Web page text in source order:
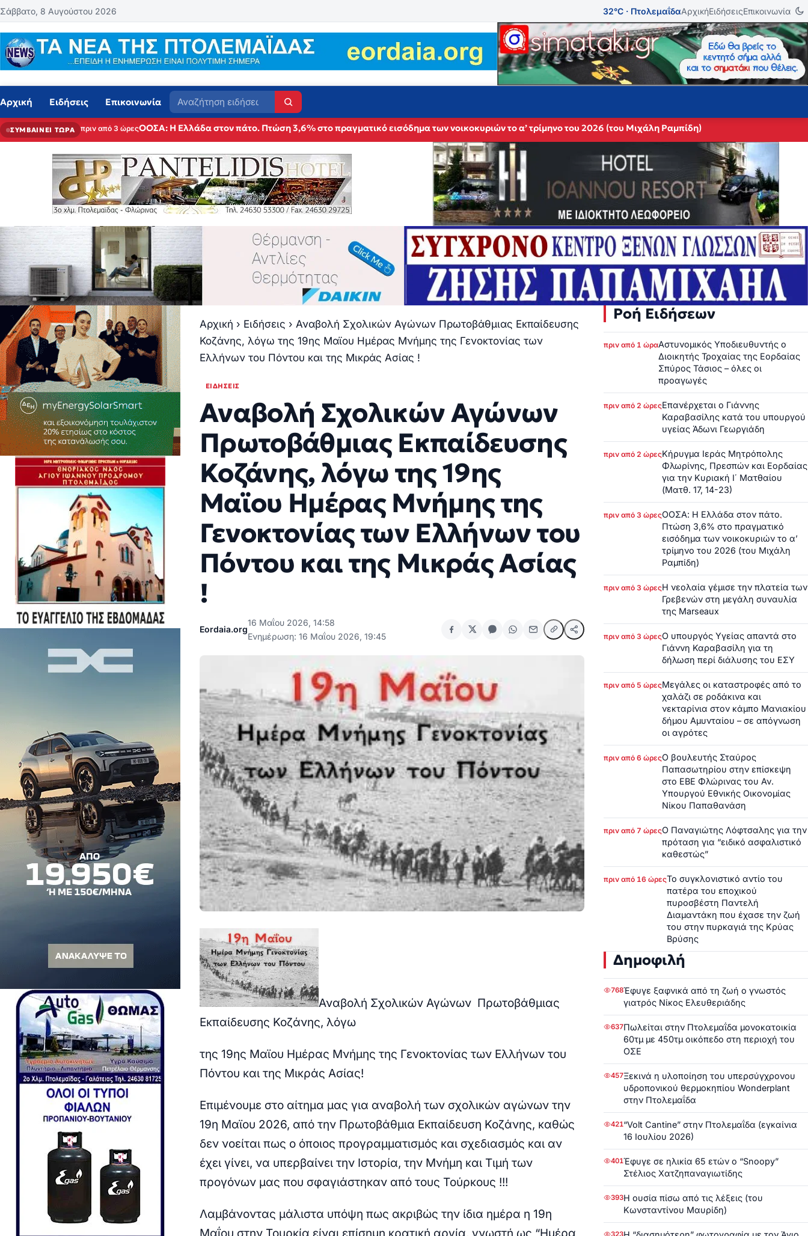
Μετάβαση στο περιεχόμενο
Σάββατο, 8 Αυγούστου 2026 32°C · ΠτολεμαΐδαΑρχικήΕιδήσειςΕπικοινωνία
Αρχική Ειδήσεις Επικοινωνία Αναζήτηση
ΣΥΜΒΑΙΝΕΙ ΤΩΡΑ πριν από 3 ώρεςΟΟΣΑ: Η Ελλάδα στον πάτο. Πτώση 3,6% στο πραγματικό εισόδημα των νοικοκυριών το α’ τρίμηνο του 2026 (του Μιχάλη Ραμπίδη)
Αρχική › Ειδήσεις › Αναβολή Σχολικών Αγώνων Πρωτοβάθμιας Εκπαίδευσης
Κοζάνης, λόγω της 19ης Μαϊου Ημέρας Μνήμης της Γενοκτονίας των
Ελλήνων του Πόντου και της Μικράς Ασίας !
ΕΙΔΉΣΕΙΣ
Αναβολή Σχολικών Αγώνων
Πρωτοβάθμιας Εκπαίδευσης
Κοζάνης, λόγω της 19ης
Μαϊου Ημέρας Μνήμης της
Γενοκτονίας των Ελλήνων του
Πόντου και της Μικράς Ασίας
!
Eordaia.org
16 Μαΐου 2026, 14:58
Ενημέρωση: 16 Μαΐου 2026, 19:45
Αναβολή Σχολικών Αγώνων Πρωτοβάθμιας
Εκπαίδευσης Κοζάνης, λόγω
της 19ης Μαϊου Ημέρας Μνήμης της Γενοκτονίας των Ελλήνων του
Πόντου και της Μικράς Ασίας!
Επιμένουμε στο αίτημα μας για αναβολή των σχολικών αγώνων την
19η Μαϊου 2026, από την Πρωτοβάθμια Εκπαίδευση Κοζάνης, καθώς
δεν νοείται πως ο όποιος προγραμματισμός και σχεδιασμός και αν
έχει γίνει, να υπερβαίνει την Ιστορία, την Μνήμη και Τιμή των
προγόνων μας που σφαγιάστηκαν από τους Τούρκους !!!
Λαμβάνοντας μάλιστα υπόψη πως ακριβώς την ίδια ημέρα η 19η
Ροή Ειδήσεων
πριν από 1 ώραΑστυνομικός Υποδιευθυντής ο
Διοικητής Τροχαίας της Εορδαίας
Σπύρος Τάσιος – όλες οι
προαγωγές
πριν από 2 ώρεςΕπανέρχεται ο Γιάννης
Καραβασίλης κατά του υπουργού
υγείας Άδωνι Γεωργιάδη
πριν από 2 ώρεςΚήρυγμα Ιεράς Μητρόπολης
Φλωρίνης, Πρεσπών και Εορδαίας
για την Κυριακή Ι΄ Ματθαίου
(Ματθ. 17, 14-23)
πριν από 3 ώρεςΟΟΣΑ: Η Ελλάδα στον πάτο.
Πτώση 3,6% στο πραγματικό
εισόδημα των νοικοκυριών το α’
τρίμηνο του 2026 (του Μιχάλη
Ραμπίδη)
πριν από 3 ώρεςΗ νεολαία γέμισε την πλατεία των
Γρεβενών στη μεγάλη συναυλία
της Marseaux
πριν από 3 ώρεςΟ υπουργός Υγείας απαντά στο
Γιάννη Καραβασίλη για τη
δήλωση περί διάλυσης του ΕΣΥ
πριν από 5 ώρεςΜεγάλες οι καταστροφές από το
χαλάζι σε ροδάκινα και
νεκταρίνια στον κάμπο Μανιακίου
δήμου Αμυνταίου – σε απόγνωση
οι αγρότες
πριν από 6 ώρεςΟ βουλευτής Σταύρος
Παπασωτηρίου στην επίσκεψη
στο ΕΒΕ Φλώρινας του Αν.
Υπουργού Εθνικής Οικονομίας
Νίκου Παπαθανάση
πριν από 7 ώρεςΟ Παναγιώτης Λόφτσαλης για την
πρόταση για “ειδικό ασφαλιστικό
καθεστώς”
πριν από 16 ώρεςΤο συγκλονιστικό αντίο του
πατέρα του εποχικού
πυροσβέστη Παντελή
Διαμαντάκη που έχασε την ζωή
του στην πυρκαγιά της Κρύας
Βρύσης
Δημοφιλή
768Έφυγε ξαφνικά από τη ζωή ο γνωστός
γιατρός Νίκος Ελευθεριάδης
637Πωλείται στην Πτολεμαΐδα μονοκατοικία
60τμ με 450τμ οικόπεδο στη περιοχή του
ΟΣΕ
457Ξεκινά η υλοποίηση του υπερσύγχρονου
υδροπονικού θερμοκηπίου Wonderplant
στην Πτολεμαΐδα
421“Volt Cantine” στην Πτολεμαΐδα (εγκαίνια
16 Ιουλίου 2026)
401Έφυγε σε ηλικία 65 ετών ο “Snoopy”
Στέλιος Χατζηπαναγιωτίδης
393Η ουσία πίσω από τις λέξεις (του
Κωνσταντίνου Μαυρίδη)
323